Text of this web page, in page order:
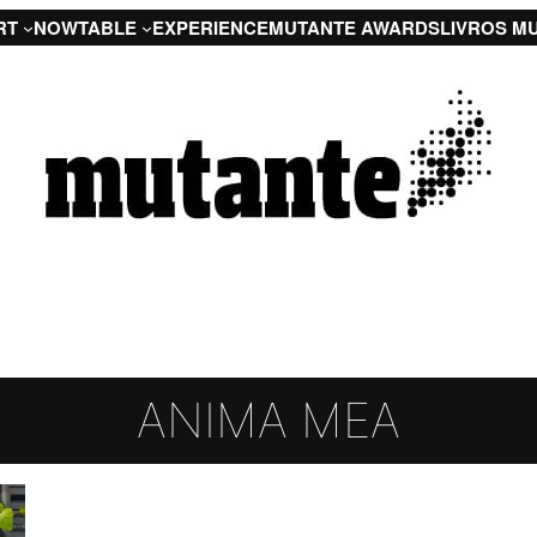
NOWTABLE EXPERIENCEMUTANTE AWARDSLIVROS
ANIMA MEA